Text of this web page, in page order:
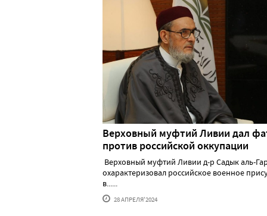
Верховный муфтий Ливии дал
против российской оккупации
Верховный муфтий Ливии д-р Садык аль-
охарактеризовал российское военное
в......
28 АПРЕЛЯ'2024